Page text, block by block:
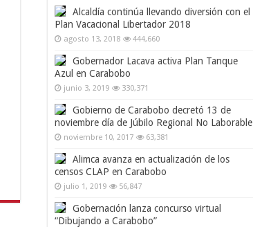
Alcaldía continúa llevando diversión con el
Plan Vacacional Libertador 2018
agosto 13, 2018 444,660
Gobernador Lacava activa Plan Tanque
Azul en Carabobo
junio 3, 2019 330,371
Gobierno de Carabobo decretó 13 de
noviembre día de Júbilo Regional No Laborable
noviembre 10, 2017 63,381
Alimca avanza en actualización de los
censos CLAP en Carabobo
julio 1, 2019 56,847
Gobernación lanza concurso virtual
“Dibujando a Carabobo”